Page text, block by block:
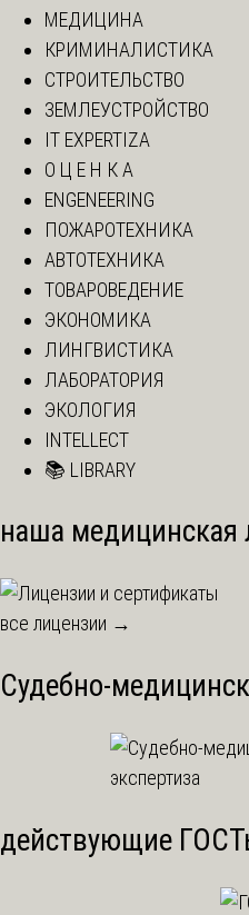
МЕДИЦИНА
КРИМИНАЛИСТИКА
СТРОИТЕЛЬСТВО
ЗЕМЛЕУСТРОЙСТВО
IT EXPERTIZA
О Ц Е Н К А
ENGENEERING
ПОЖАРОТЕХНИКА
АВТОТЕХНИКА
ТОВАРОВЕДЕНИЕ
ЭКОНОМИКА
ЛИНГВИСТИКА
ЛАБОРАТОРИЯ
ЭКОЛОГИЯ
INTELLECT
📚 LIBRARY
наша медицинская
все лицензии →
Судебно-
действующие